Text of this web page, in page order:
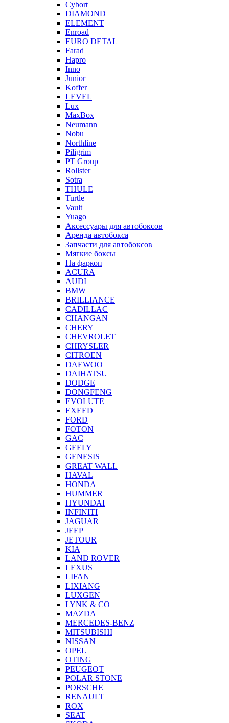
Cybort
DIAMOND
ELEMENT
Enroad
EURO DETAL
Farad
Hapro
Inno
Junior
Koffer
LEVEL
Lux
MaxBox
Neumann
Nobu
Northline
Piligrim
PT Group
Rollster
Sotra
THULE
Turtle
Vault
Yuago
Аксессуары для автобоксов
Аренда автобокса
Запчасти для автобоксов
Мягкие боксы
На фаркоп
ACURA
AUDI
BMW
BRILLIANCE
CADILLAC
CHANGAN
CHERY
CHEVROLET
CHRYSLER
CITROEN
DAEWOO
DAIHATSU
DODGE
DONGFENG
EVOLUTE
EXEED
FORD
FOTON
GAC
GEELY
GENESIS
GREAT WALL
HAVAL
HONDA
HUMMER
HYUNDAI
INFINITI
JAGUAR
JEEP
JETOUR
KIA
LAND ROVER
LEXUS
LIFAN
LIXIANG
LUXGEN
LYNK & CO
MAZDA
MERCEDES-BENZ
MITSUBISHI
NISSAN
OPEL
OTING
PEUGEOT
POLAR STONE
PORSCHE
RENAULT
ROX
SEAT